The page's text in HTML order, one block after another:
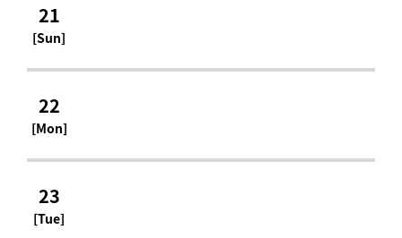
21
[Sun]
22
[Mon]
23
[Tue]